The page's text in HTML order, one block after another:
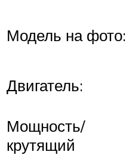
Модель на фото:
Двигатель:
Мощность/
крутящий